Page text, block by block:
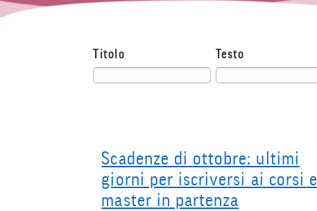
Titolo Testo
Scadenze di ottobre: ultimi
giorni per iscriversi ai corsi e
master in partenza